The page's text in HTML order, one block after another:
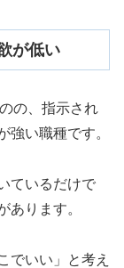
が低い
の、指示され
強い職種です。
ているだけで
あります。
でいい」と考え